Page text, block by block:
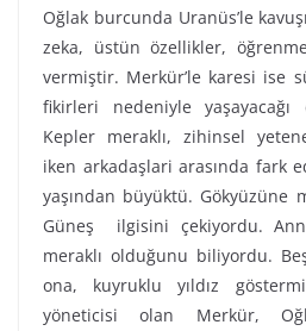
Oğlak burcunda Uranüs’le
zeka, üstün özellikler,
vermiştir. Merkür’le karesi ise
fikirleri nedeniyle yaşayacağı
Kepler meraklı, zihinsel
iken arkadaşlari arasında fark
yaşından büyüktü. Gökyüzüne
Güneş ilgisini çekiyordu.
meraklı olduğunu biliyordu.
ona, kuyruklu yıldız
yöneticisi olan Merkür,